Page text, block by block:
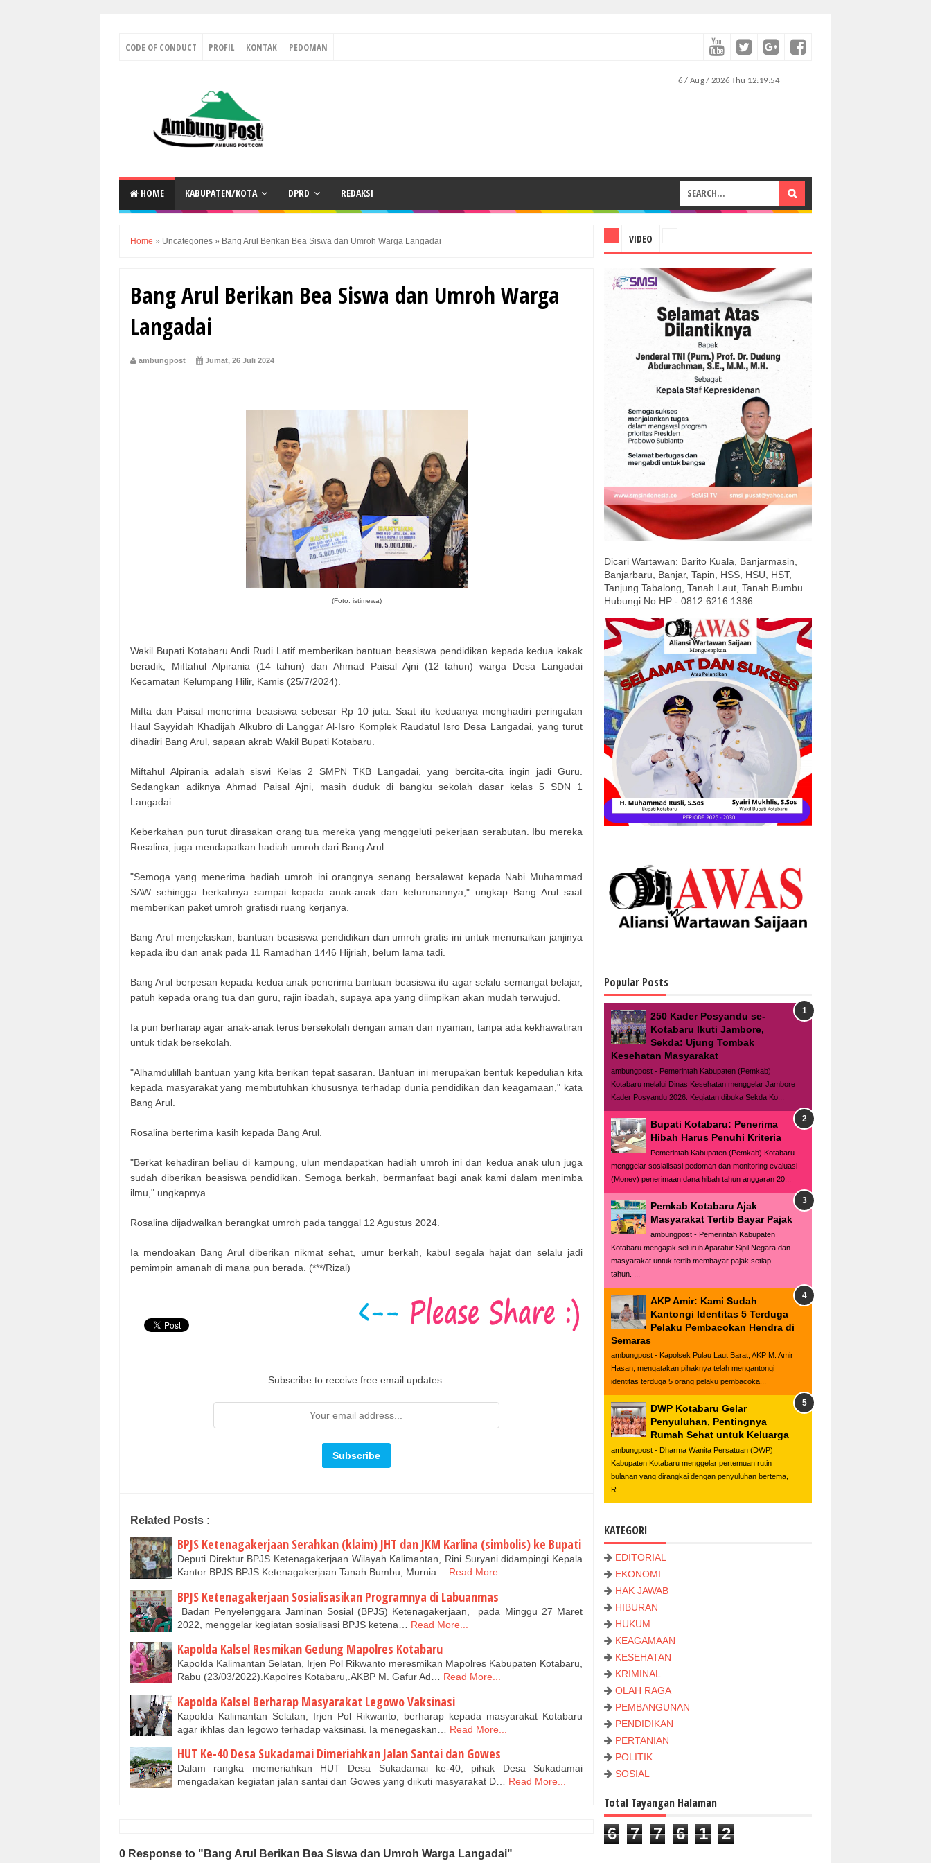
CODE OF CONDUCT PROFIL KONTAK PEDOMAN
HOME KABUPATEN/KOTA DPRD REDAKSI
Home » Uncategories » Bang Arul Berikan Bea Siswa dan Umroh Warga Langadai
Bang Arul Berikan Bea Siswa dan Umroh Warga
Langadai
ambungpost Jumat, 26 Juli 2024
(Foto: istimewa)
Wakil Bupati Kotabaru Andi Rudi Latif memberikan bantuan beasiswa pendidikan kepada kedua kakak
beradik, Miftahul Alpirania (14 tahun) dan Ahmad Paisal Ajni (12 tahun) warga Desa Langadai
Kecamatan Kelumpang Hilir, Kamis (25/7/2024).
Mifta dan Paisal menerima beasiswa sebesar Rp 10 juta. Saat itu keduanya menghadiri peringatan
Haul Sayyidah Khadijah Alkubro di Langgar Al-Isro Komplek Raudatul Isro Desa Langadai, yang turut
dihadiri Bang Arul, sapaan akrab Wakil Bupati Kotabaru.
Miftahul Alpirania adalah siswi Kelas 2 SMPN TKB Langadai, yang bercita-cita ingin jadi Guru.
Sedangkan adiknya Ahmad Paisal Ajni, masih duduk di bangku sekolah dasar kelas 5 SDN 1
Langadai.
Keberkahan pun turut dirasakan orang tua mereka yang menggeluti pekerjaan serabutan. Ibu mereka
Rosalina, juga mendapatkan hadiah umroh dari Bang Arul.
"Semoga yang menerima hadiah umroh ini orangnya senang bersalawat kepada Nabi Muhammad
SAW sehingga berkahnya sampai kepada anak-anak dan keturunannya," ungkap Bang Arul saat
memberikan paket umroh gratisdi ruang kerjanya.
Bang Arul menjelaskan, bantuan beasiswa pendidikan dan umroh gratis ini untuk menunaikan janjinya
kepada ibu dan anak pada 11 Ramadhan 1446 Hijriah, belum lama tadi.
Bang Arul berpesan kepada kedua anak penerima bantuan beasiswa itu agar selalu semangat belajar,
patuh kepada orang tua dan guru, rajin ibadah, supaya apa yang diimpikan akan mudah terwujud.
Ia pun berharap agar anak-anak terus bersekolah dengan aman dan nyaman, tanpa ada kekhawatiran
untuk tidak bersekolah.
"Alhamdulillah bantuan yang kita berikan tepat sasaran. Bantuan ini merupakan bentuk kepedulian kita
kepada masyarakat yang membutuhkan khususnya terhadap dunia pendidikan dan keagamaan," kata
Bang Arul.
Rosalina berterima kasih kepada Bang Arul.
"Berkat kehadiran beliau di kampung, ulun mendapatkan hadiah umroh ini dan kedua anak ulun juga
sudah diberikan beasiswa pendidikan. Semoga berkah, bermanfaat bagi anak kami dalam menimba
ilmu," ungkapnya.
Rosalina dijadwalkan berangkat umroh pada tanggal 12 Agustus 2024.
Ia mendoakan Bang Arul diberikan nikmat sehat, umur berkah, kabul segala hajat dan selalu jadi
pemimpin amanah di mana pun berada. (***/Rizal)
Subscribe to receive free email updates:
Related Posts :
BPJS Ketenagakerjaan Serahkan (klaim) JHT dan JKM Karlina (simbolis) ke Bupati
Deputi Direktur BPJS Ketenagakerjaan Wilayah Kalimantan, Rini Suryani didampingi Kepala
Kantor BPJS BPJS Ketenagakerjaan Tanah Bumbu, Murnia… Read More...
BPJS Ketenagakerjaan Sosialisasikan Programnya di Labuanmas
Badan Penyelenggara Jaminan Sosial (BPJS) Ketenagakerjaan, pada Minggu 27 Maret
2022, menggelar kegiatan sosialisasi BPJS ketena…
Read More...
Kapolda Kalsel Resmikan Gedung Mapolres Kotabaru
Kapolda Kalimantan Selatan, Irjen Pol Rikwanto meresmikan Mapolres Kabupaten Kotabaru,
Rabu (23/03/2022).Kapolres Kotabaru,.AKBP M. Gafur Ad… Read More...
Kapolda Kalsel Berharap Masyarakat Legowo Vaksinasi
Kapolda Kalimantan Selatan, Irjen Pol Rikwanto, berharap kepada masyarakat Kotabaru
agar ikhlas dan legowo terhadap vaksinasi. Ia menegaskan…
Read More...
HUT Ke-40 Desa Sukadamai Dimeriahkan Jalan Santai dan Gowes
Dalam rangka memeriahkan HUT Desa Sukadamai ke-40, pihak Desa Sukadamai
mengadakan kegiatan jalan santai dan Gowes yang diikuti masyarakat D… Read More...
0 Response to "Bang Arul Berikan Bea Siswa dan Umroh Warga Langadai"
VIDEO
Dicari Wartawan: Barito Kuala, Banjarmasin,
Banjarbaru, Banjar, Tapin, HSS, HSU, HST,
Tanjung Tabalong, Tanah Laut, Tanah Bumbu.
Hubungi No HP - 0812 6216 1386
Popular Posts
250 Kader Posyandu se-
Kotabaru Ikuti Jambore,
Sekda: Ujung Tombak
Kesehatan Masyarakat
ambungpost - Pemerintah Kabupaten (Pemkab)
Kotabaru melalui Dinas Kesehatan menggelar Jambore
Kader Posyandu 2026. Kegiatan dibuka Sekda Ko...
Bupati Kotabaru: Penerima
Hibah Harus Penuhi Kriteria
Pemerintah Kabupaten (Pemkab) Kotabaru
menggelar sosialisasi pedoman dan monitoring evaluasi
(Monev) penerimaan dana hibah tahun anggaran 20...
Pemkab Kotabaru Ajak
Masyarakat Tertib Bayar Pajak
ambungpost - Pemerintah Kabupaten
Kotabaru mengajak seluruh Aparatur Sipil Negara dan
masyarakat untuk tertib membayar pajak setiap
tahun. ...
AKP Amir: Kami Sudah
Kantongi Identitas 5 Terduga
Pelaku Pembacokan Hendra di
Semaras
ambungpost - Kapolsek Pulau Laut Barat, AKP M. Amir
Hasan, mengatakan pihaknya telah mengantongi
identitas terduga 5 orang pelaku pembacoka...
DWP Kotabaru Gelar
Penyuluhan, Pentingnya
Rumah Sehat untuk Keluarga
ambungpost - Dharma Wanita Persatuan (DWP)
Kabupaten Kotabaru menggelar pertemuan rutin
bulanan yang dirangkai dengan penyuluhan bertema,
R...
KATEGORI
EDITORIAL
EKONOMI
HAK JAWAB
HIBURAN
HUKUM
KEAGAMAAN
KESEHATAN
KRIMINAL
OLAH RAGA
PEMBANGUNAN
PENDIDIKAN
PERTANIAN
POLITIK
SOSIAL
Total Tayangan Halaman
6 7 7 6 1 2